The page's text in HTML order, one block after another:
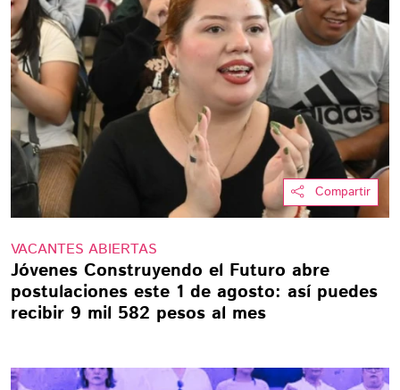
Compartir
VACANTES ABIERTAS
Jóvenes Construyendo el Futuro abre
postulaciones este 1 de agosto: así puedes
recibir 9 mil 582 pesos al mes